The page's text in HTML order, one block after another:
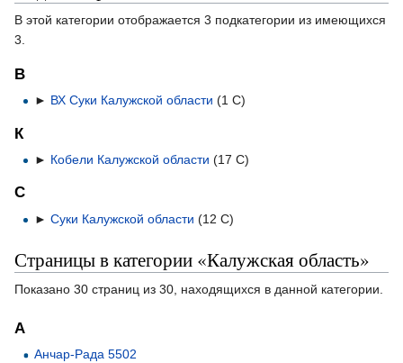
В этой категории отображается 3 подкатегории из имеющихся
3.
В
► ВХ Суки Калужской области ‎(1 С)
К
► Кобели Калужской области ‎(17 С)
С
►Суки Калужской области ‎(12 С)
Страницы в категории «Калужская область»
Показано 30 страниц из 30, находящихся в данной категории.
А
Анчар-Рада 5502